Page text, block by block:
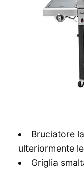
Bruciatore
ulteriormente
Griglia